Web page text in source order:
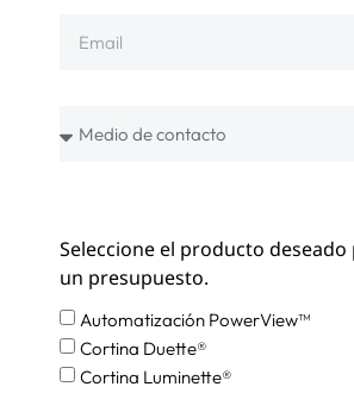
Seleccione el producto
un presupuesto.
Automatización PowerView™
Cortina Duette®
Cortina Luminette®